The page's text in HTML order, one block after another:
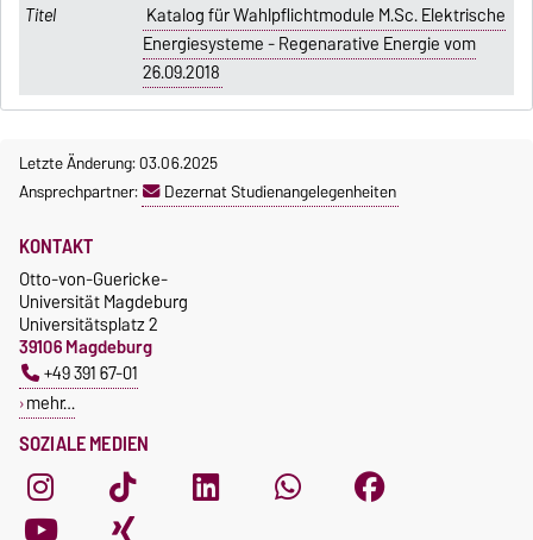
Katalog für Wahlpflichtmodule M.Sc. Elektrische
Energiesysteme - Regenarative Energie vom
26.09.2018
Letzte Änderung: 03.06.2025
Ansprechpartner:
Dezernat Studienangelegenheiten
SOZIALE MEDIEN
KONTAKT
Otto-von-Guericke-
Universität Magdeburg
Universitätsplatz 2
39106 Magdeburg
+49 391 67-01
mehr…